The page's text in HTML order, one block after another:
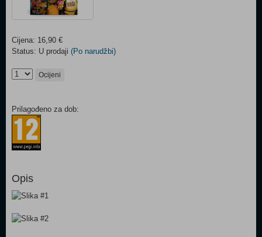
Cijena: 16,90 €
Status: U prodaji (Po narudžbi)
Ocijeni
Prilagođeno za dob:
Opis